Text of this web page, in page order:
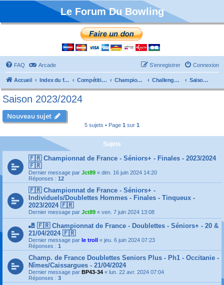
Le Forum Du Bowling
FAQ Arcade Connexion
S’enregistrer
Accueil Index du forum Compétitions Championnats de France Challenge Vétérans Saison 2023/2024
Saison 2023/2024
Nouveau sujet
5 sujets • Page 1 sur 1
Sujets
🇫🇷 Championnat de France - Séniors+ - Finales - 2023/2024
🇫🇷
Dernier message par Jct89 « dim. 16 juin 2024 14:20
Réponses : 12
🇫🇷 Championnat de France - Séniors+ -
Individuels/Doublettes Hommes - Finales - Tinqueux -
2023/2024 🇫🇷
Dernier message par Jct89 « ven. 7 juin 2024 13:08
🎳 🇫🇷 Championnat de France - Doublettes - Séniors+ - 20 &
21/04/2024 🇫🇷
Dernier message par le troll « jeu. 6 juin 2024 07:23
Réponses : 1
Champ. de France Doublettes Seniors Plus - Ph1 - Occitanie -
Nîmes/Caissargues - 21/04/2024
Dernier message par BP43-34 « lun. 22 avr. 2024 07:04
Réponses : 3